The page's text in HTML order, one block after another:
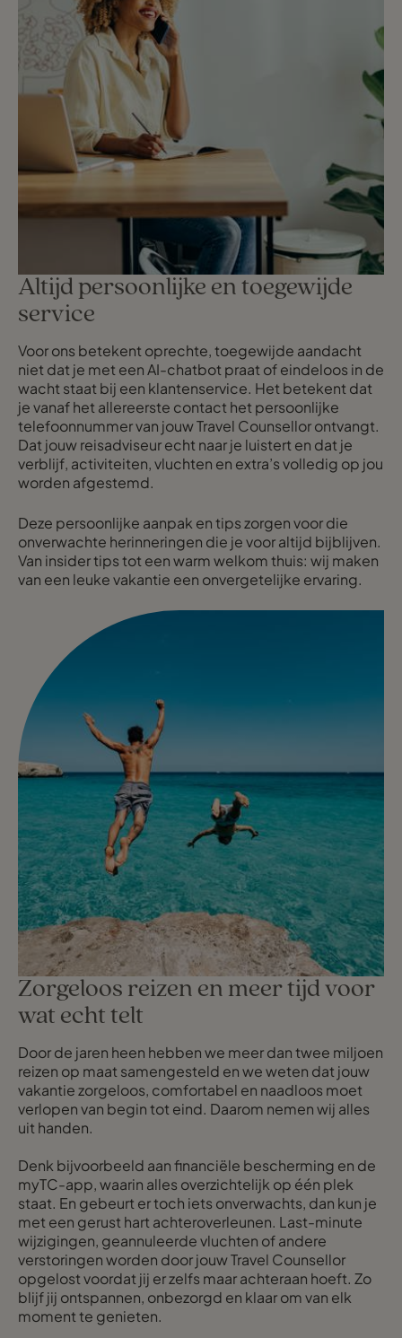
Altijd persoonlijke en toegewijde
service
Voor ons betekent oprechte, toegewijde aandacht
niet dat je met een AI-chatbot praat of eindeloos in de
wacht staat bij een klantenservice. Het betekent dat
je vanaf het allereerste contact het persoonlijke
telefoonnummer van jouw Travel Counsellor ontvangt.
Dat jouw reisadviseur echt naar je luistert en dat je
verblijf, activiteiten, vluchten en extra’s volledig op jou
worden afgestemd.
Deze persoonlijke aanpak en tips zorgen voor die
onverwachte herinneringen die je voor altijd bijblijven.
Van insider tips tot een warm welkom thuis: wij maken
van een leuke vakantie een onvergetelijke ervaring.
Zorgeloos reizen en meer tijd voor
wat echt telt
Door de jaren heen hebben we meer dan twee miljoen
reizen op maat samengesteld en we weten dat jouw
vakantie zorgeloos, comfortabel en naadloos moet
verlopen van begin tot eind. Daarom nemen wij alles
uit handen.
Denk bijvoorbeeld aan financiële bescherming en de
myTC-app, waarin alles overzichtelijk op één plek
staat. En gebeurt er toch iets onverwachts, dan kun je
met een gerust hart achteroverleunen. Last-minute
wijzigingen, geannuleerde vluchten of andere
verstoringen worden door jouw Travel Counsellor
opgelost voordat jij er zelfs maar achteraan hoeft. Zo
blijf jij ontspannen, onbezorgd en klaar om van elk
moment te genieten.